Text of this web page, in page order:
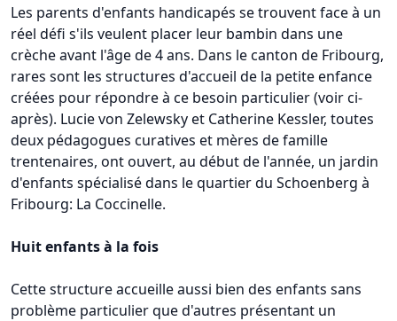
Les parents d'enfants handicapés se trouvent face à un
réel défi s'ils veulent placer leur bambin dans une
crèche avant l'âge de 4 ans. Dans le canton de Fribourg,
rares sont les structures d'accueil de la petite enfance
créées pour répondre à ce besoin particulier (voir ci-
après). Lucie von Zelewsky et Catherine Kessler, toutes
deux pédagogues curatives et mères de famille
trentenaires, ont ouvert, au début de l'année, un jardin
d'enfants spécialisé dans le quartier du Schoenberg à
Fribourg: La Coccinelle.
Huit enfants à la fois
Cette structure accueille aussi bien des enfants sans
problème particulier que d'autres présentant un